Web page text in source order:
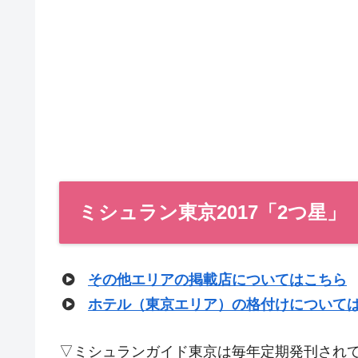
ミシュラン東京2017「2つ星」
その他エリアの掲載店についてはこちら
ホテル（東京エリア）の格付けについて
▽ミシュランガイド東京は毎年定期発刊されて